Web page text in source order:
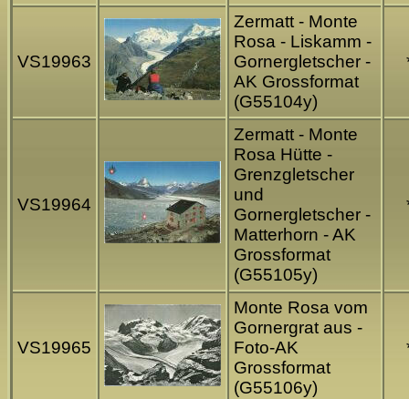
VS19963
Zermatt - Monte
Rosa - Liskamm -
Gornergletscher -
AK Grossformat
(G55104y)
VS19964
Zermatt - Monte
Rosa Hütte -
Grenzgletscher
und
Gornergletscher -
Matterhorn - AK
Grossformat
(G55105y)
VS19965
Monte Rosa vom
Gornergrat aus -
Foto-AK
Grossformat
(G55106y)